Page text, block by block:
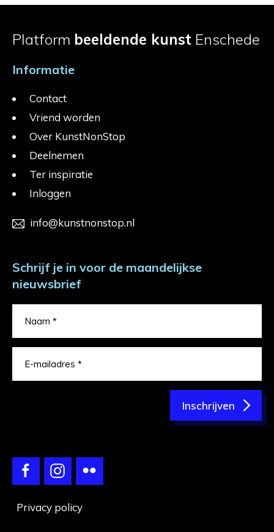
Platform beeldende kunst Enschede
Informatie
Contact
Vriend worden
Over KunstNonStop
Deelnemen
Ter inspiratie
Inloggen
info@kunstnonstop.nl
Schrijf je in voor de maandelijkse
nieuwsbrief
Inschrijven
Privacy policy